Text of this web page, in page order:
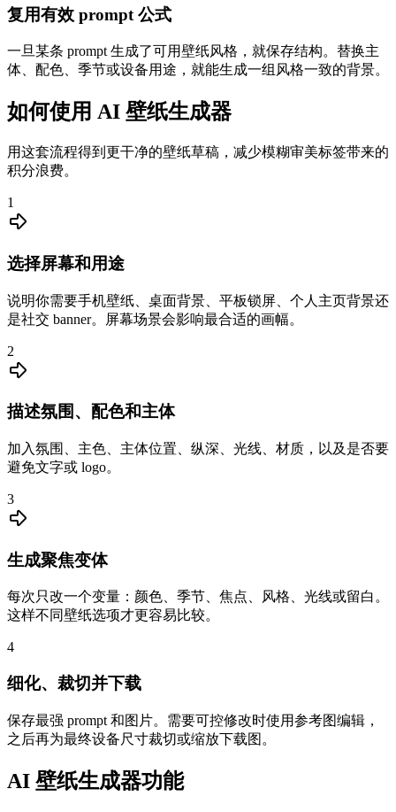
复用有效 prompt 公式
一旦某条 prompt 生成了可用壁纸风格，就保存结构。替换主
体、配色、季节或设备用途，就能生成一组风格一致的背景。
如何使用 AI 壁纸生成器
用这套流程得到更干净的壁纸草稿，减少模糊审美标签带来的
积分浪费。
1
选择屏幕和用途
说明你需要手机壁纸、桌面背景、平板锁屏、个人主页背景还
是社交 banner。屏幕场景会影响最合适的画幅。
2
描述氛围、配色和主体
加入氛围、主色、主体位置、纵深、光线、材质，以及是否要
避免文字或 logo。
3
生成聚焦变体
每次只改一个变量：颜色、季节、焦点、风格、光线或留白。
这样不同壁纸选项才更容易比较。
4
细化、裁切并下载
保存最强 prompt 和图片。需要可控修改时使用参考图编辑，
之后再为最终设备尺寸裁切或缩放下载图。
AI 壁纸生成器功能